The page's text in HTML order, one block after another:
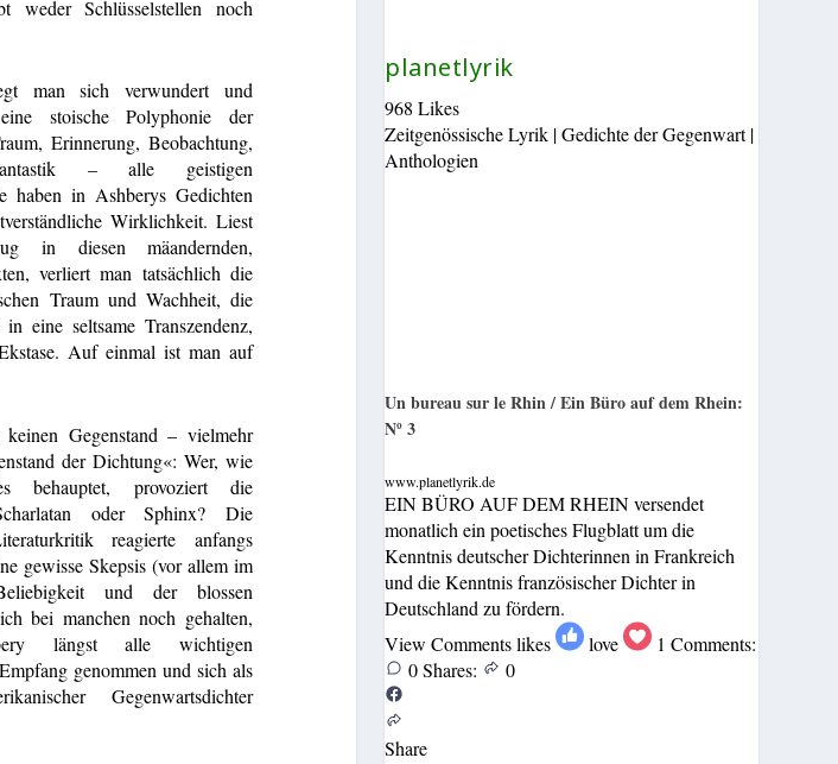
weder Schlüsselstellen noch
man sich verwundert und
stoische Polyphonie der
Erinnerung, Beobachtung,
– alle geistigen
haben in Ashberys Gedichten
Wirklichkeit. Liest
in diesen mäandernden,
verliert man tatsächlich die
Traum und Wachheit, die
eine seltsame Transzendenz,
Auf einmal ist man auf
keinen Gegenstand – vielmehr
der Dichtung«: Wer, wie
behauptet, provoziert die
oder Sphinx? Die
reagierte anfangs
gewisse Skepsis (vor allem im
und der blossen
bei manchen noch gehalten,
längst alle wichtigen
genommen und sich als
Gegenwartsdichter
planetlyrik
968 Likes
Zeitgenössische Lyrik | Gedichte der Gegenwart |
Anthologien
Un bureau sur le Rhin / Ein Büro auf dem Rhein:
Nº 3
www.planetlyrik.de
EIN BÜRO AUF DEM RHEIN versendet
monatlich ein poetisches Flugblatt um die
Kenntnis deutscher Dichterinnen in Frankreich
und die Kenntnis französischer Dichter in
Deutschland zu fördern.
View Comments likes love 1 Comments:
0 Shares: 0
Share